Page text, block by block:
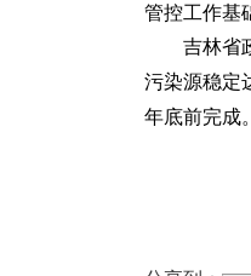
管控工作基
吉林省
污染源稳定
年底前完成